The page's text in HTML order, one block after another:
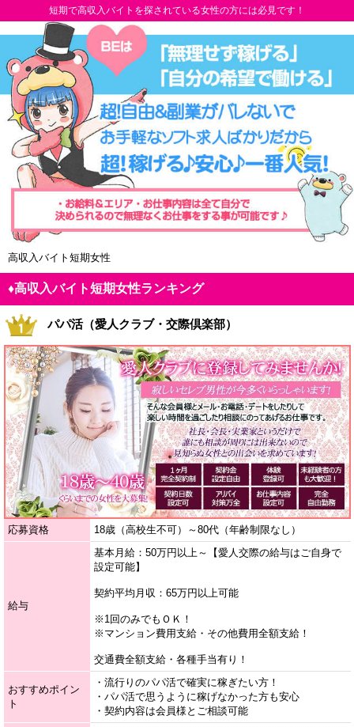
短期で高収入バイトを探されている女性の方には必見です！
高収入バイト短期女性
♦高収入バイト短期女性ランキング
パパ活（愛人クラブ・交際倶楽部）
応募資格 18歳（高校生不可）～80代（年齢制限なし）
給与
基本月給：50万円以上～【愛人交際の給与はご自身で
設定可能】
契約平均月収：65万円以上可能
※1回のみでもＯＫ！
※マンション費用支給・その他費用全額支給！
交通費全額支給・各種手当有り！
おすすめポイン
ト
・流行りのパパ活で確実に稼ぎたい方！
・パパ活で思うように稼げなかった方も安心
・契約内容は会員様とご相談可能